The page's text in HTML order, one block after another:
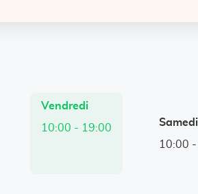
Horaires
Vendredi
10:00 - 19:00
Samedi
10:00 -